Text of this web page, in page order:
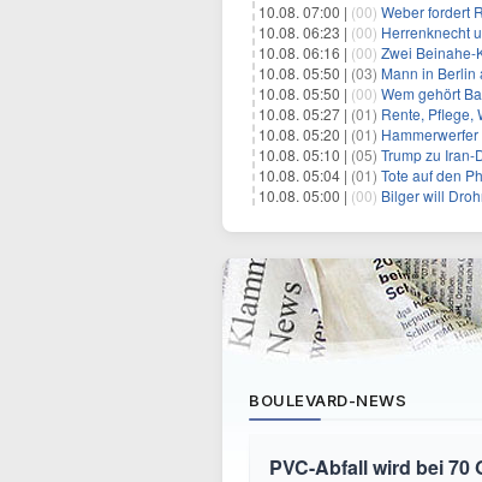
10.08. 07:00 | (00) Weber fordert
10.08. 06:23 | (00) Herrenknecht
10.08. 06:16 | (00) Zwei Beinahe-
10.08. 05:50 | (03) Mann in Berlin
10.08. 05:50 | (00) Wem gehört
10.08. 05:27 | (01) Rente, Pflege,
10.08. 05:20 | (01)
10.08. 05:10 | (05) Trump zu Iran-
10.08. 05:04 | (01) Tote auf den
10.08. 05:00 | (00) Bilger will
BOULEVARD-NEWS
PVC-Abfall wird bei